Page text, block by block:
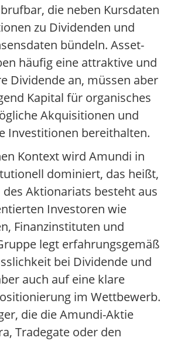
die neben Kursdaten
zu Dividenden und
bündeln. Asset-
häufig eine attraktive und
Dividende an, müssen aber
Kapital für organisches
Akquisitionen und
Investitionen bereithalten.
Kontext wird Amundi in
dominiert, das heißt,
des Aktionariats besteht aus
Investoren wie
Finanzinstituten und
legt erfahrungsgemäß
bei Dividende und
auch auf eine klare
im Wettbewerb.
die die Amundi-Aktie
Tradegate oder den